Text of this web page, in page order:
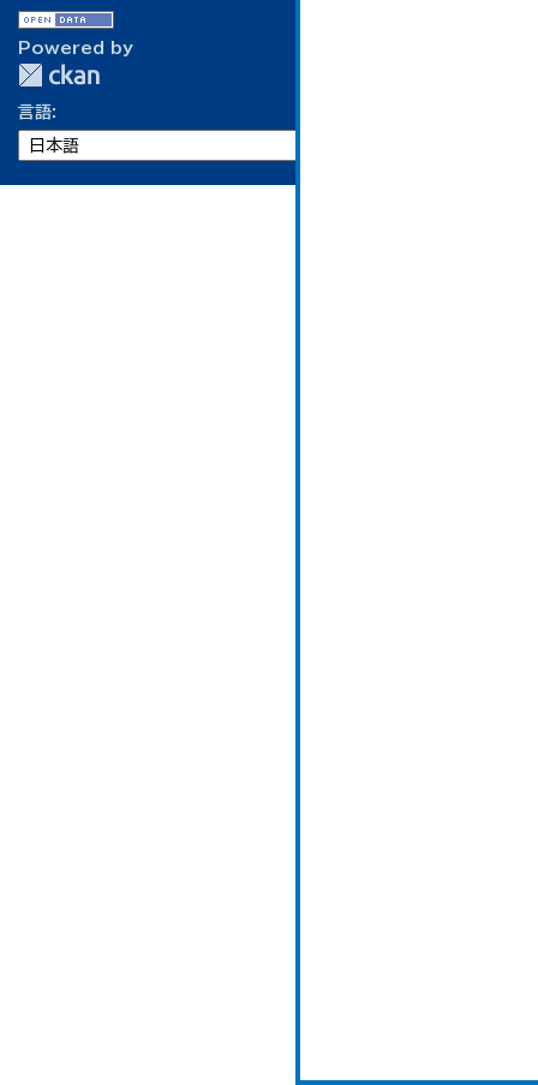
Powered by
言語